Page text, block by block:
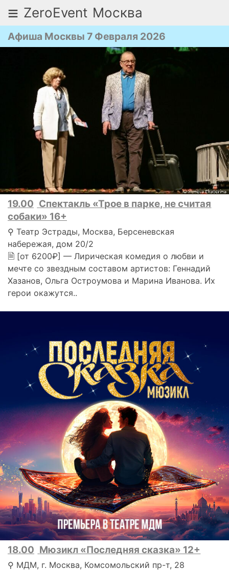
≡ ZeroEvent Москва
Афиша Москвы 7 Февраля 2026
19.00 Спектакль «Трое в парке, не считая
собаки» 16+
⚲ Театр Эстрады, Москва, Берсеневская
набережая, дом 20/2
🗎 [от 6200₽] — Лирическая комедия о любви и
мечте со звездным составом артистов: Геннадий
Хазанов, Ольга Остроумова и Марина Иванова. Их
герои окажутся..
18.00 Мюзикл «Последняя сказка» 12+
⚲ МДМ, г. Москва, Комсомольский пр-т, 28